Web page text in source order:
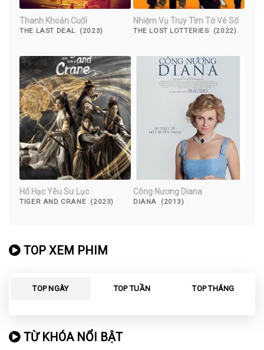
Thanh Khoản Cuối
THE LAST DEAL (2023)
Nhiệm Vụ Truy Tìm Tờ Vé Số
THE LOST LOTTERIES (2022)
Hổ Hạc Yêu Sư Lục
TIGER AND CRANE (2023)
Công Nương Diana
DIANA (2013)
TOP XEM PHIM
TOP NGÀY TOP TUẦN TOP THÁNG
TỪ KHÓA NỔI BẬT